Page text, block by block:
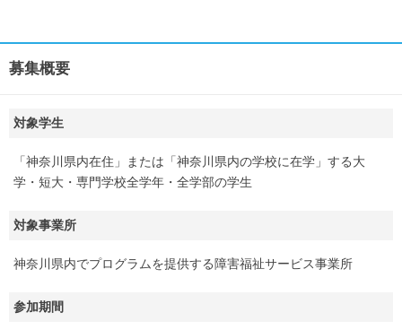
募集概要
対象学生
「神奈川県内在住」または「神奈川県内の学校に在学」する大
学・短大・専門学校全学年・全学部の学生
対象事業所
神奈川県内でプログラムを提供する障害福祉サービス事業所
参加期間